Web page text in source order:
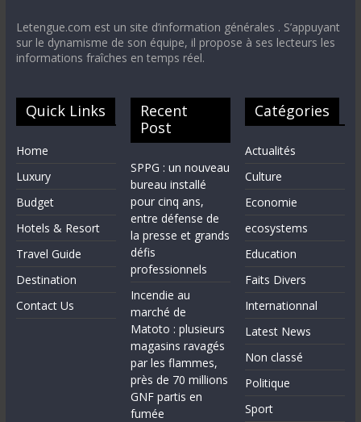
Letengue.com est un site d’information générales . S’appuyant
sur le dynamisme de son équipe, il propose à ses lecteurs les
informations fraîches en temps réel.
Quick Links
Home
Luxury
Budget
Hotels & Resort
Travel Guide
Destination
Contact Us
Recent
Post
SPPG : un nouveau
bureau installé
pour cinq ans,
entre défense de
la presse et grands
défis
professionnels
Incendie au
marché de
Matoto : plusieurs
magasins ravagés
par les flammes,
près de 70 millions
GNF partis en
fumée
Catégories
Actualités
Culture
Economie
ecosystems
Education
Faits Divers
Internationnal
Latest News
Non classé
Politique
Sport